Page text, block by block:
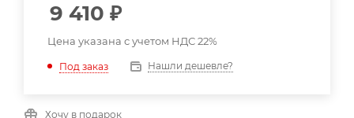
9 410 ₽
Цена указана с учетом НДС 22%
Под заказ Нашли дешевле?
Хочу в подарок